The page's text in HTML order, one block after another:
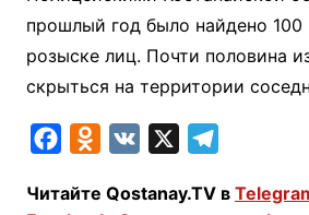
прошлый год было найдено
розыске лиц. Почти половина
скрыться на территории
c
n
l
Читайте Qostanay.TV в